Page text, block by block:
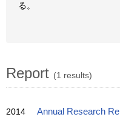
る。
Report (1 results)
2014 Annual Research